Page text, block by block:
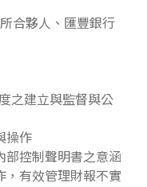
合夥人、匯豐銀行
之建立與監督與公
操作
部控制聲明書之意涵
，有效管理財報不實